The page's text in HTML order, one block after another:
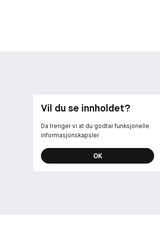
Vil du se innholdet?
Da trenger vi at du godtar funksjonelle
informasjonskapsler
OK